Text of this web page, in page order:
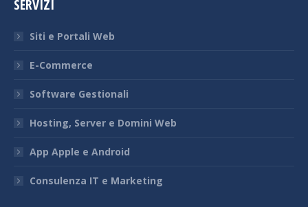
opens
new
window
opens
new
window
new
window
new
window
SERVIZI
Siti e Portali Web
E-Commerce
Software Gestionali
Hosting, Server e Domini Web
App Apple e Android
Consulenza IT e Marketing